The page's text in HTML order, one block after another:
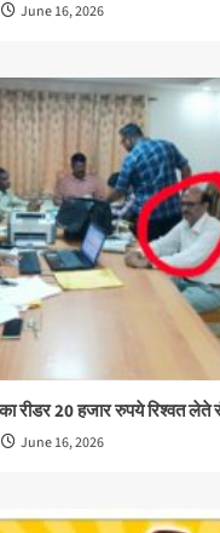
June 16, 2026
रीडर 20 हजार रुपये रिश्वत लेते
June 16, 2026